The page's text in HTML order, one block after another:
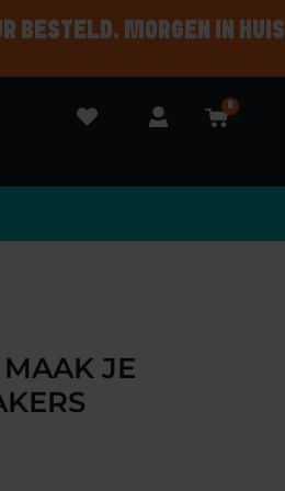
BESTELD, MORGEN IN HUIS
0
JE